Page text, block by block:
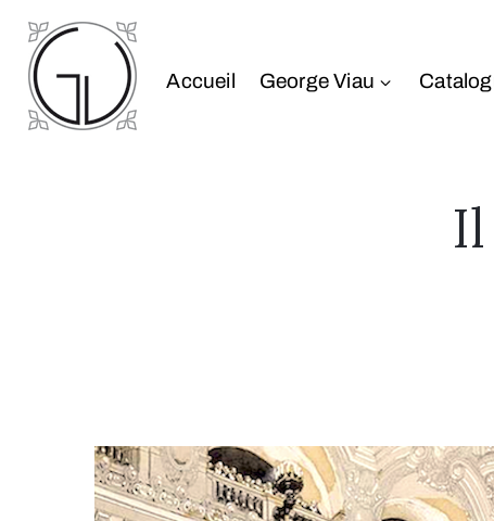
Accueil George Viau